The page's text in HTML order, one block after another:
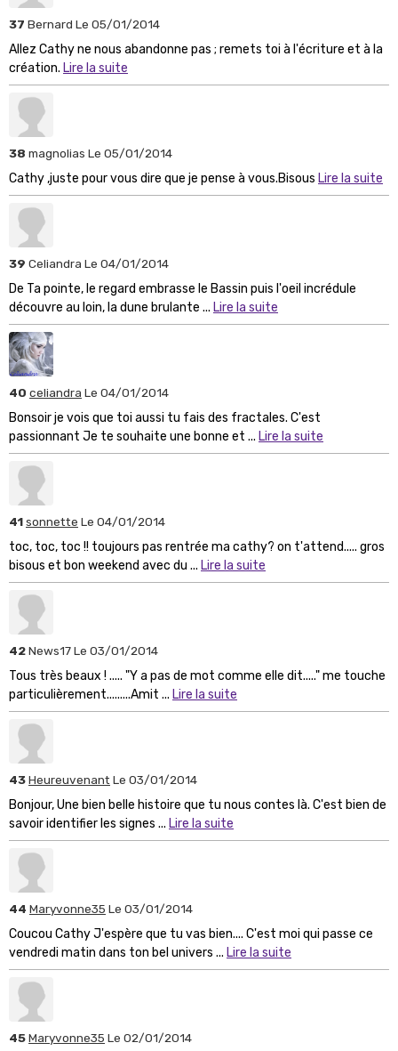
37 Bernard Le 05/01/2014
Allez Cathy ne nous abandonne pas ; remets toi à l'écriture et à la
création. Lire la suite
38 magnolias Le 05/01/2014
Cathy ,juste pour vous dire que je pense à vous.Bisous Lire la suite
39 Celiandra Le 04/01/2014
De Ta pointe, le regard embrasse le Bassin puis l'oeil incrédule
découvre au loin, la dune brulante ... Lire la suite
40 celiandra Le 04/01/2014
Bonsoir je vois que toi aussi tu fais des fractales. C'est
passionnant Je te souhaite une bonne et ... Lire la suite
41sonnette Le 04/01/2014
toc, toc, toc !! toujours pas rentrée ma cathy? on t'attend..... gros
bisous et bon weekend avec du ... Lire la suite
42News17Le 03/01/2014
Tous très beaux ! ..... "Y a pas de mot comme elle dit....." me touche
particulièrement.........Amit ... Lire la suite
43Heureuvenant Le 03/01/2014
Bonjour, Une bien belle histoire que tu nous contes là. C'est bien de
savoir identifier les signes ... Lire la suite
44 Maryvonne35 Le 03/01/2014
Coucou Cathy J'espère que tu vas bien.... C'est moi qui passe ce
vendredi matin dans ton bel univers ... Lire la suite
45Maryvonne35 Le 02/01/2014